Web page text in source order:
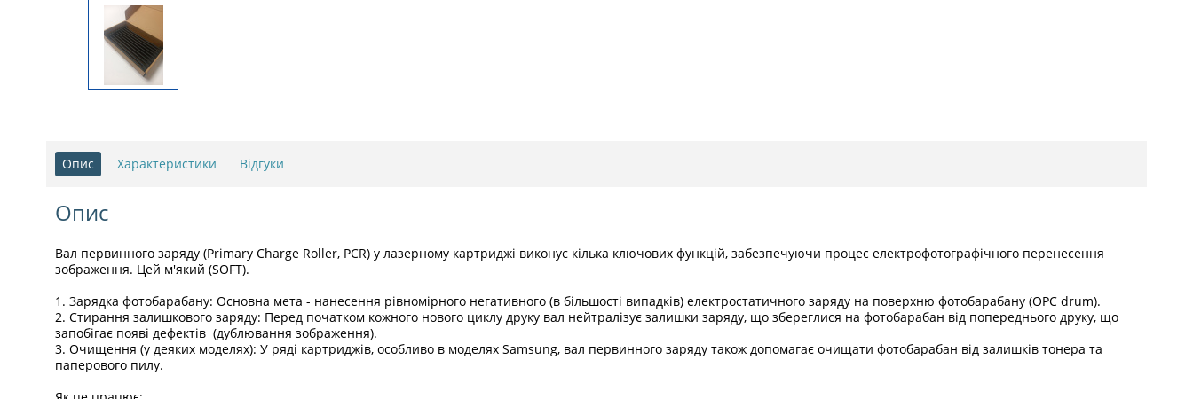
Опис Характеристики Відгуки
Опис
Вал первинного заряду (Primary Charge Roller, PCR) у лазерному картриджі виконує кілька ключових функцій, забезпечуючи процес електрофотографічного перенесення
зображення. Цей м'який (SOFT).
1. Зарядка фотобарабану: Основна мета - нанесення рівномірного негативного (в більшості випадків) електростатичного заряду на поверхню фотобарабану (OPC drum).
2. Стирання залишкового заряду: Перед початком кожного нового циклу друку вал нейтралізує залишки заряду, що збереглися на фотобарабан від попереднього друку, що
запобігає появі дефектів (дублювання зображення).
3. Очищення (у деяких моделях): У ряді картриджів, особливо в моделях Samsung, вал первинного заряду також допомагає очищати фотобарабан від залишків тонера та
паперового пилу.